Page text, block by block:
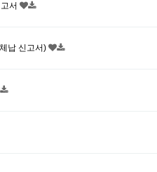
서
납 신고서)